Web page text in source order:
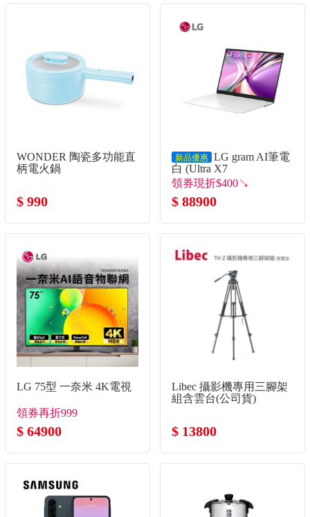
WONDER 陶瓷多功能直
柄電火鍋
$ 990
新品優惠 LG gram AI筆電
白 (Ultra X7
358H/32G/1TB
SSD/Win11)
領券現折$400↘
$ 88900
LG 75型 一奈米 4K電視
領券再折999
$ 64900
Libec 攝影機專用三腳架
組含雲台(公司貨)
$ 13800